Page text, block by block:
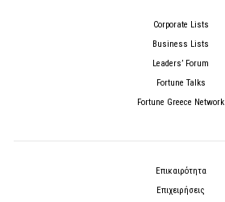
Corporate Lists
Business Lists
Leaders’ Forum
Fortune Talks
Fortune Greece Network
Επικαιρότητα
Επιχειρήσεις